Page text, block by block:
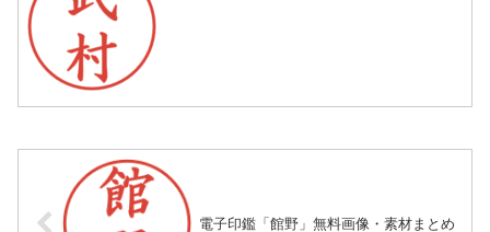
電子印鑑「館野」無料画像・素材まとめ